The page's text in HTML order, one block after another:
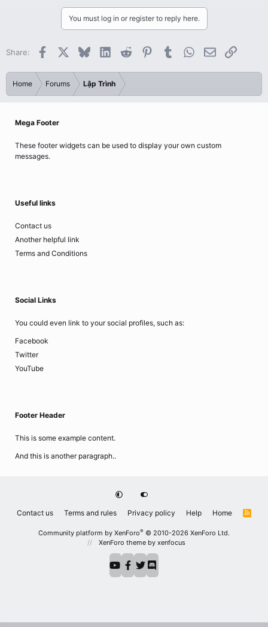
You must log in or register to reply here.
Share: Facebook BlueskyLinkedInReddit PinterestTumblrWhatsApp
EmailLink
Home Forums Lập Trình
Mega Footer
These footer widgets can be used to display your own custom
messages.
Useful links
Contact us
Another helpful link
Terms and Conditions
Social Links
You could even link to your social profiles, such as:
Facebook
Twitter
YouTube
Footer Header
This is some example content.
And this is another paragraph..
Contact us Terms and rules Privacy policy Help Home
R
Community platform by XenForo® © 2010-2026 XenForo Ltd.
XenForo theme by xenfocus